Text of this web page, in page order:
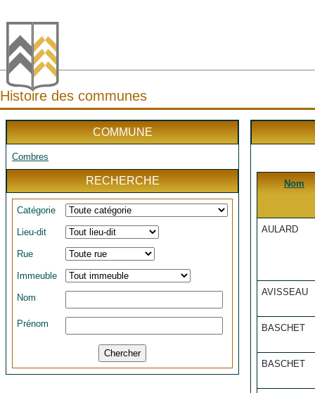
Histoire des communes
COMMUNE
Combres
RECHERCHE
Catégorie
Lieu-dit
Rue
Immeuble
Nom
Prénom
Nom
AULARD
AVISSEAU
BASCHET
BASCHET